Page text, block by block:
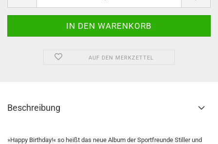
AUF DEN MERKZETTEL
Beschreibung
»Happy Birthday!« so heißt das neue Album der Sportfreunde Stiller und